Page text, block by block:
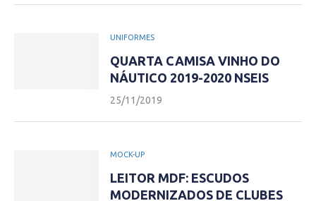
UNIFORMES
QUARTA CAMISA VINHO DO
NÁUTICO 2019-2020 NSEIS
25/11/2019
MOCK-UP
LEITOR MDF: ESCUDOS
MODERNIZADOS DE CLUBES